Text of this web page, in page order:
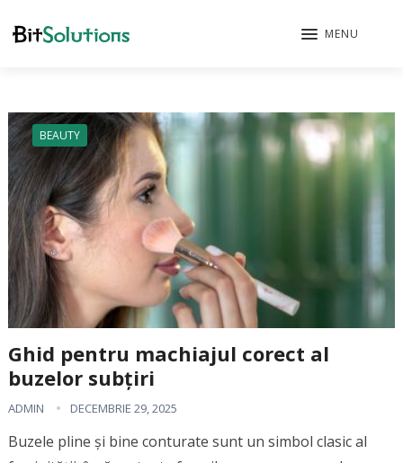
MENU
BEAUTY
Ghid pentru machiajul corect al
buzelor subțiri
ADMIN DECEMBRIE 29, 2025
Buzele pline și bine conturate sunt un simbol clasic al